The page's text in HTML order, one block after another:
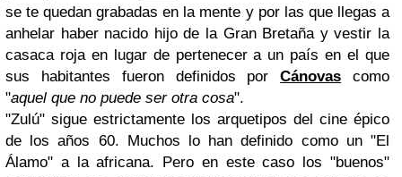
se te quedan grabadas en la mente y por las que llegas a
anhelar haber nacido hijo de la Gran Bretaña y vestir la
casaca roja en lugar de pertenecer a un país en el que
sus habitantes fueron definidos porCánovas como
"aquel que no puede ser otra cosa".
"Zulú" sigue estrictamente los arquetipos del cine épico
de los años 60. Muchos lo han definido como un "El
Álamo" a la africana. Pero en este caso los "buenos"